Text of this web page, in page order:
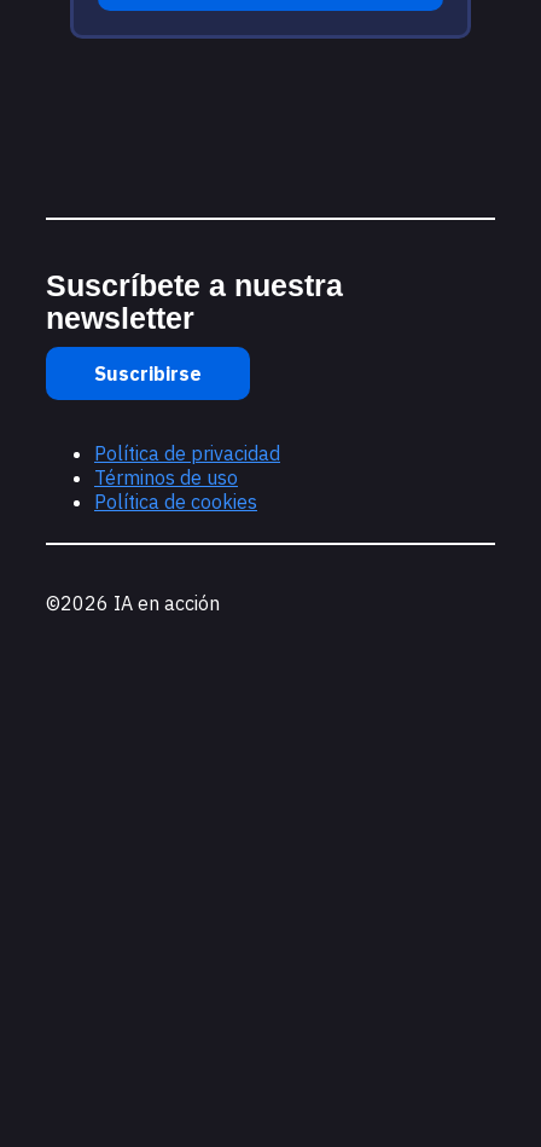
Suscríbete a nuestra
newsletter
Suscribirse
Política de privacidad
Términos de uso
Política de cookies
©2026 IA en acción